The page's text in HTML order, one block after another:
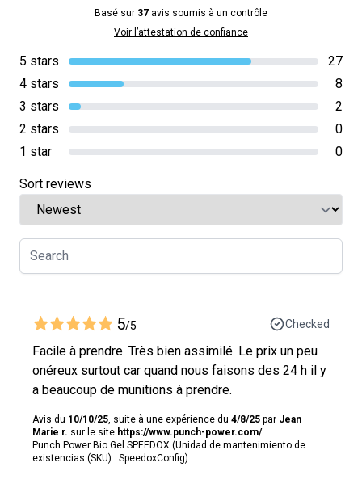
Basé sur 37 avis soumis à un contrôle
Voir l’attestation de confiance
5 stars
27
4 stars
8
3 stars
2
2 stars
0
1 star
0
Sort reviews
5/5 Checked
Facile à prendre. Très bien assimilé. Le prix un peu
onéreux surtout car quand nous faisons des 24 h il y
a beaucoup de munitions à prendre.
Avis du 10/10/25 , suite à une expérience du 4/8/25 par Jean
Marie r. sur le site https://www.punch-power.com/
Punch Power Bio Gel SPEEDOX (Unidad de mantenimiento de
existencias (SKU) : SpeedoxConfig)